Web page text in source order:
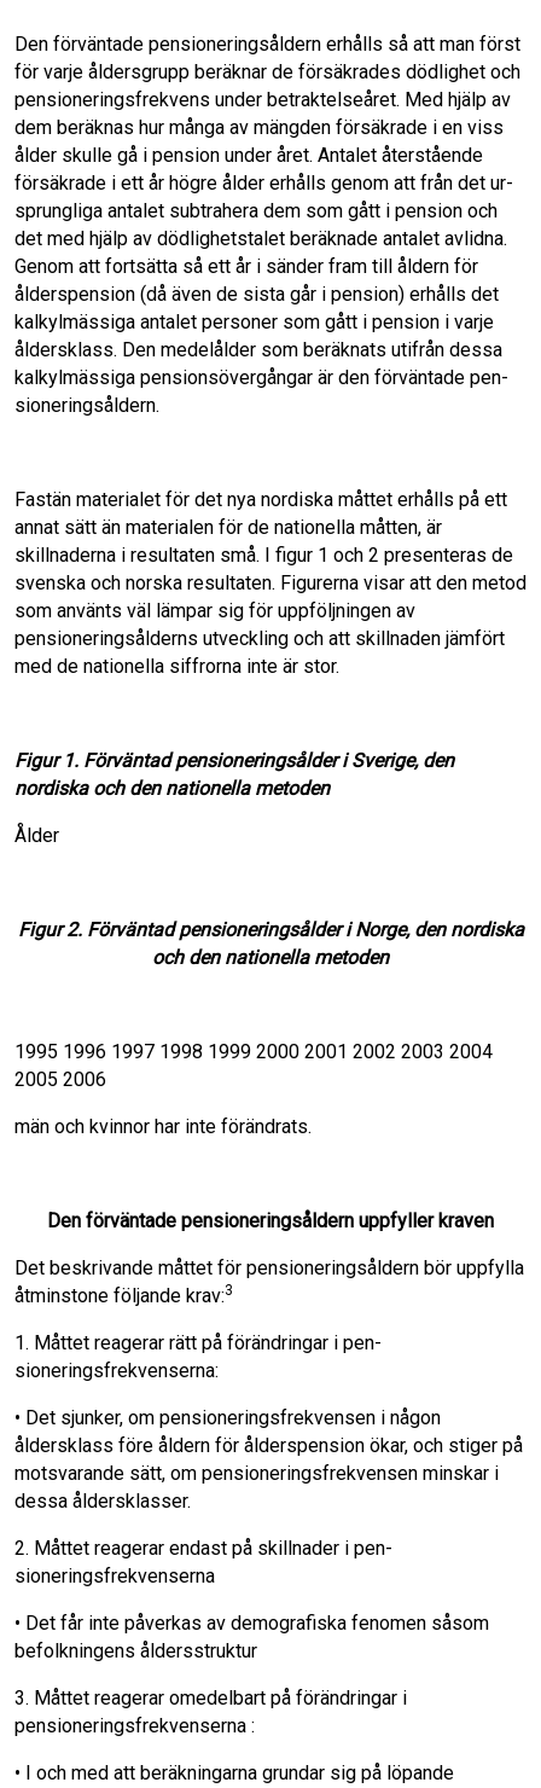
Den förväntade pensioneringsåldern erhålls så att man först
för varje åldersgrupp beräknar de försäkrades dödlighet och
pensionerings­frekvens under betraktelseåret. Med hjälp av
dem beräknas hur många av mängden försäk­rade i en viss
ålder skulle gå i pension under året. Antalet återstående
försäkrade i ett år högre ålder erhålls genom att från det ur­
sprungliga antalet subtrahera dem som gått i pension och
det med hjälp av dödlighetstalet beräknade antalet avlidna.
Genom att fortsätta så ett år i sänder fram till åldern för
ålders­pension (då även de sista går i pension) erhålls det
kalkylmässiga antalet personer som gått i pension i varje
åldersklass. Den medelålder som beräknats utifrån dessa
kalkylmässiga pensionsövergångar är den förväntade pen­
sioneringsåldern.
Fastän materialet för det nya nordiska måt­tet erhålls på ett
annat sätt än materialen för de nationella måtten, är
skillnaderna i resultaten små. I figur 1 och 2 presenteras de
svenska och norska resultaten. Figurerna visar att den me­tod
som använts väl lämpar sig för uppfölj­ningen av
pensioneringsålderns utveckling och att skillnaden jämfört
med de nationella siffrorna inte är stor.
Figur 1. Förväntad pensioneringsålder i Sverige, den
nordiska och den nationella metoden
Ålder
Figur 2. Förväntad pensioneringsålder i Norge, den nordiska
och den nationella metoden
1995 1996 1997 1998 1999 2000 2001 2002 2003 2004
2005 2006
män och kvinnor har inte förändrats.
Den förväntade pensionerings­åldern uppfyller kraven
Det beskrivande måttet för pensionerings­åldern bör uppfylla
åtminstone följande krav:3
1. Måttet reagerar rätt på förändringar i pen­
sioneringsfrekvenserna:
• Det sjunker, om pensioneringsfrekven­sen i någon
åldersklass före åldern för ålderspension ökar, och stiger på
mot­svarande sätt, om pensioneringsfrekven­sen minskar i
dessa åldersklasser.
2. Måttet reagerar endast på skillnader i pen­
sioneringsfrekvenserna
• Det får inte påverkas av demografiska fenomen såsom
befolkningens ålders­struktur
3. Måttet reagerar omedelbart på förändringar i
pensioneringsfrekvenserna :
• I och med att beräkningarna grundar sig på löpande